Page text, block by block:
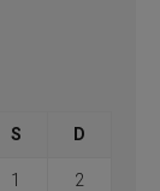
S D
1 2